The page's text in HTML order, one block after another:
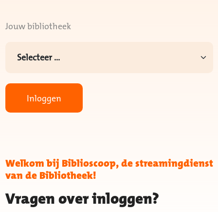
Jouw bibliotheek
Inloggen
Welkom bij Biblioscoop, de streamingdienst
van de Bibliotheek!
Vragen over inloggen?